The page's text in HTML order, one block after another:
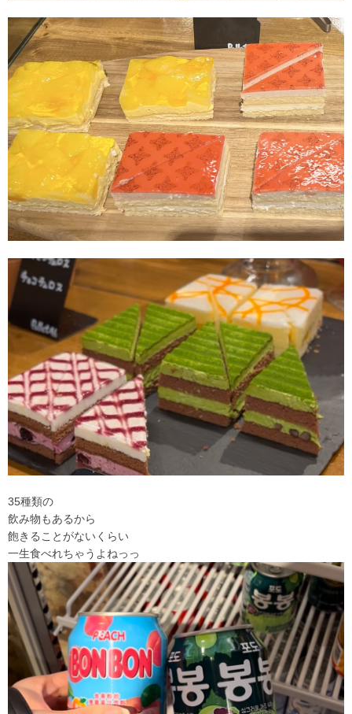
35種類の
飲み物もあるから
飽きることがないくらい
一生食べれちゃうよねっっ